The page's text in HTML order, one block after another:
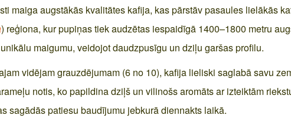
maiga augstākās kvalitātes kafija, kas pārstāv pasaules lielākās
) reģiona, kur pupiņas tiek audzētas iespaidīgā 1400–1800 metru
maigumu, veidojot daudzpusīgu un dziļu garšas profilu.
vidējam grauzdējumam (6 no 10), kafija lieliski saglabā savu
notis, ko papildina dziļš un vilinošs aromāts ar izteiktām
sagādās patiesu baudījumu jebkurā diennakts laikā.